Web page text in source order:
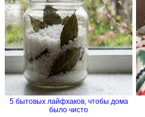
5 бытовых лайфхаков, чтобы дома
было чисто